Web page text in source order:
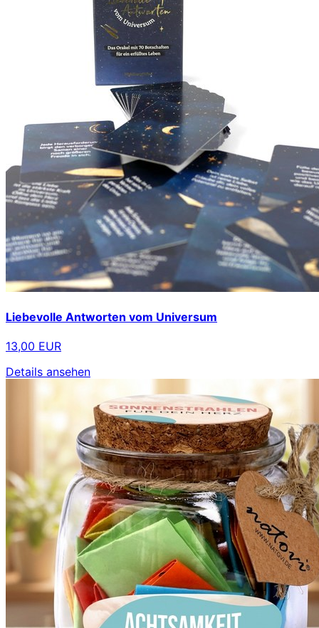
Liebevolle Antworten vom Universum
13,00 EUR
Details ansehen